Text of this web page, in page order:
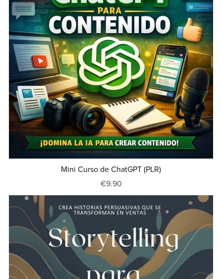
Mini Curso de ChatGPT (PLR)
€9.90